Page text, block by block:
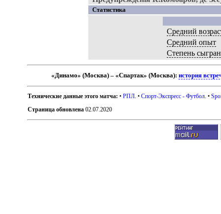
Статистика
Средний
Средний опыт
Степень
«Динамо» (Москва) – «Спартак» (Москва):история
Технические данные этого матча: •РПЛ . •Спорт-Экспресс - Футбол . •
Страница обновлена 02.07.2020